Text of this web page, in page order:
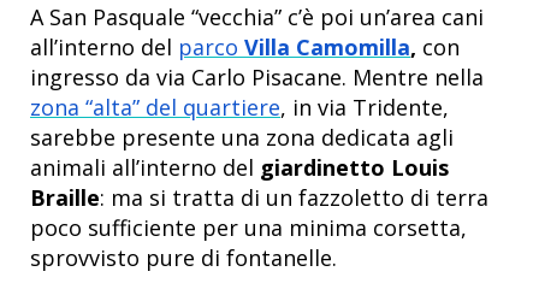
A San Pasquale “vecchia” c’è poi un’area cani
all’interno del parco Villa Camomilla, con
ingresso da via Carlo Pisacane. Mentre nella
zona “alta” del quartiere, in via Tridente,
sarebbe presente una zona dedicata agli
animali all’interno del giardinetto Louis
Braille: ma si tratta di un fazzoletto di terra
poco sufficiente per una minima corsetta,
sprovvisto pure di fontanelle.